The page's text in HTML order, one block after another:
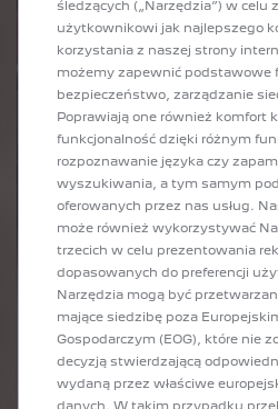
CHATGPT
W PEUGEOT I-
śledzących („Narzędzia”) w celu
użytkownikowi jak najlepszego
korzystania z naszej strony
możemy zapewnić podstawowe
bezpieczeństwo, zarządzanie
Poprawiają one również komfort
funkcjonalność dzięki różnym
rozpoznawanie języka czy
wyszukiwania, a tym samym
oferowanych przez nas usług.
może również wykorzystywać
trzecich w celu prezentowania
dopasowanych do preferencji
Narzędzia mogą być
mające siedzibę poza
Gospodarczym (EOG), które nie
decyzją stwierdzającą
wydaną przez właściwe
danych. W takim przypadku